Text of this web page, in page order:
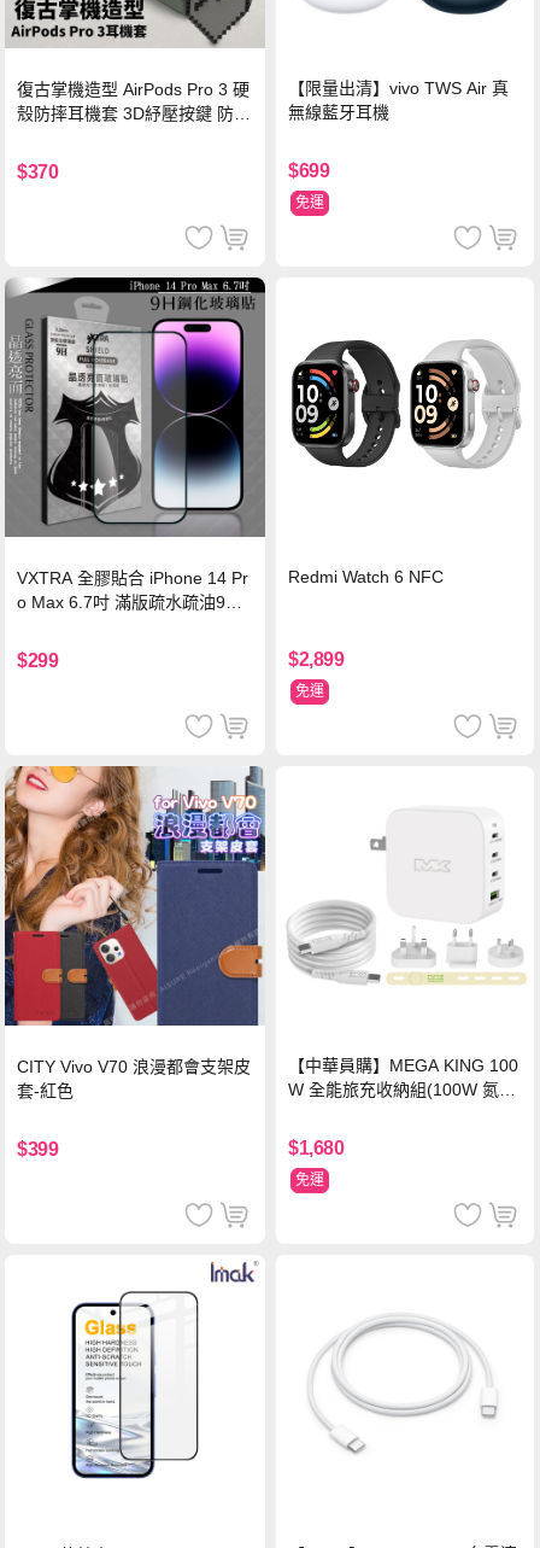
復古掌機造型 AirPods Pro 3 硬
殼防摔耳機套 3D紓壓按鍵 防開
$370
【限量出清】vivo TWS Air 真
無線藍牙耳機
$699
免運
VXTRA 全膠貼合 iPhone 14 Pr
o Max 6.7吋 滿版疏水疏油9H
$299
Redmi Watch 6 NFC
$2,899
免運
CITY Vivo V70 浪漫都會支架皮
套-紅色
$399
【中華員購】MEGA KING 100
W 全能旅充收納組(100W 氮化
萬國轉接器)
$1,680
免運